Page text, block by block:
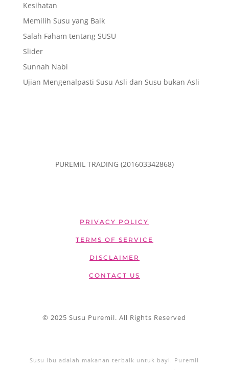
Kesihatan
Memilih Susu yang Baik
Salah Faham tentang SUSU
Slider
Sunnah Nabi
Ujian Mengenalpasti Susu Asli dan Susu bukan Asli
PUREMIL TRADING (201603342868)
PRIVACY POLICY
TERMS OF SERVICE
DISCLAIMER
CONTACT US
© 2025 Susu Puremil. All Rights Reserved
Susu ibu adalah makanan terbaik untuk bayi. Puremil